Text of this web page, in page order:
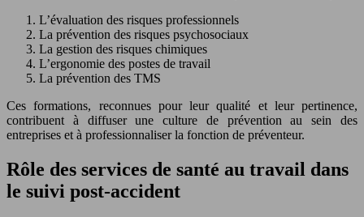
L’évaluation des risques professionnels
La prévention des risques psychosociaux
La gestion des risques chimiques
L’ergonomie des postes de travail
La prévention des TMS
Ces formations, reconnues pour leur qualité et leur pertinence,
contribuent à diffuser une culture de prévention au sein des
entreprises et à professionnaliser la fonction de préventeur.
Rôle des services de santé au travail dans
le suivi post-accident